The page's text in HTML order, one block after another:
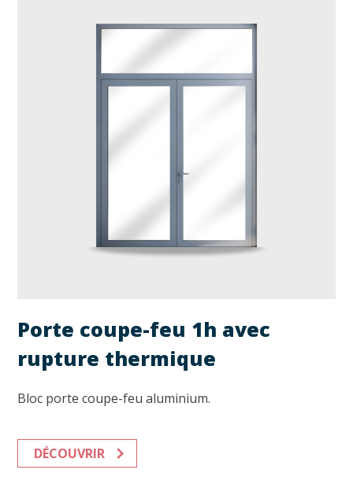
Porte coupe-feu 1h avec
rupture thermique
Bloc porte coupe-feu aluminium.
DÉCOUVRIR